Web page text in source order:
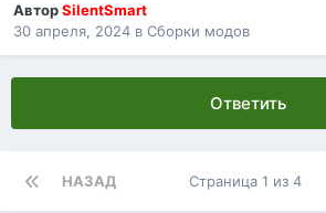
АвторSilentSmart
30 апреля, 2024 в Сборки модов
Ответить
НАЗАД Страница 1 из 4